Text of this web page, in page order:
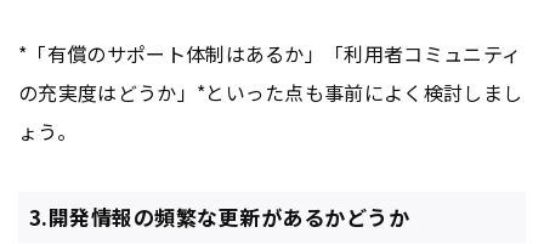
*「有償のサポート体制はあるか」「利用者コミュニティ
の充実度はどうか」*といった点も事前によく検討しまし
ょう。
3.開発情報の頻繁な更新があるかどうか